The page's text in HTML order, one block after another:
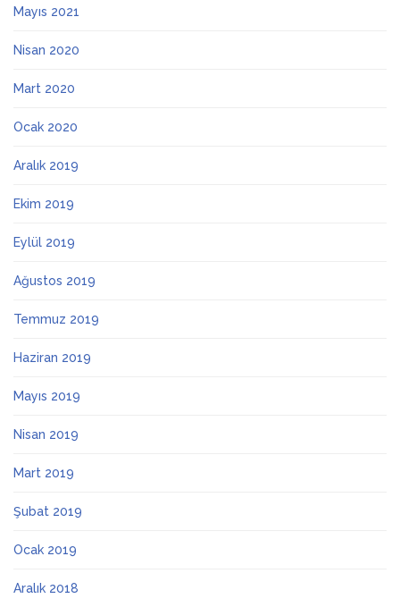
Mayıs 2021
Nisan 2020
Mart 2020
Ocak 2020
Aralık 2019
Ekim 2019
Eylül 2019
Ağustos 2019
Temmuz 2019
Haziran 2019
Mayıs 2019
Nisan 2019
Mart 2019
Şubat 2019
Ocak 2019
Aralık 2018